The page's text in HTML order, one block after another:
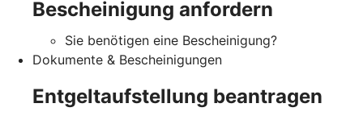
Bescheinigung anfordern
Sie benötigen eine Bescheinigung?
Dokumente & Bescheinigungen
Entgeltaufstellung beantragen